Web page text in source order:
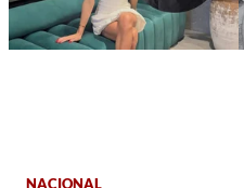
NACIONAL